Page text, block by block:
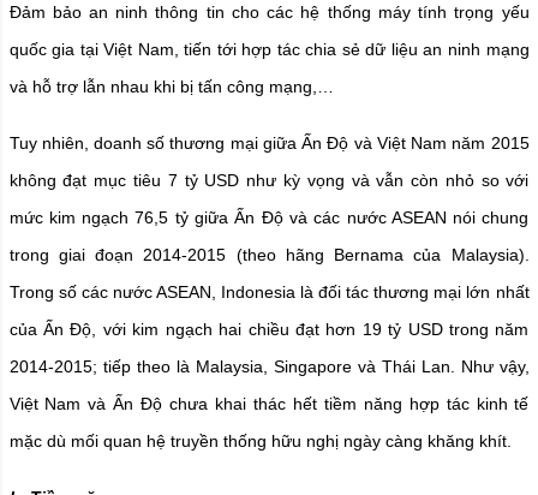
Đảm bảo an ninh thông tin cho các hệ thống máy tính trọng yếu
quốc gia tại Việt Nam, tiến tới hợp tác chia sẻ dữ liệu an ninh mạng
và hỗ trợ lẫn nhau khi bị tấn công mạng,…
Tuy nhiên, doanh số thương mại giữa Ấn Độ và Việt Nam năm 2015
không đạt mục tiêu 7 tỷ USD như kỳ vọng và vẫn còn nhỏ so với
mức kim ngạch 76,5 tỷ giữa Ấn Độ và các nước ASEAN nói chung
trong giai đoạn 2014-2015 (theo hãng Bernama của Malaysia).
Trong số các nước ASEAN, Indonesia là đối tác thương mại lớn nhất
của Ấn Độ, với kim ngạch hai chiều đạt hơn 19 tỷ USD trong năm
2014-2015; tiếp theo là Malaysia, Singapore và Thái Lan. Như vậy,
Việt Nam và Ấn Độ chưa khai thác hết tiềm năng hợp tác kinh tế
mặc dù mối quan hệ truyền thống hữu nghị ngày càng khăng khít.